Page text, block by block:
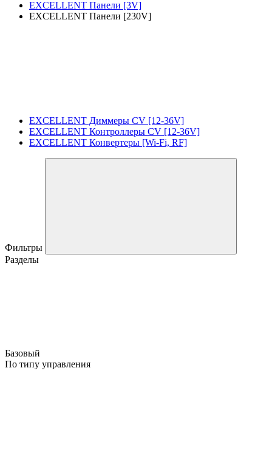
EXCELLENT Панели [3V]
EXCELLENT Панели [230V]
EXCELLENT Диммеры CV [12-36V]
EXCELLENT Контроллеры CV [12-36V]
EXCELLENT Конвертеры [Wi-Fi, RF]
Фильтры
Разделы
Базовый
По типу управления